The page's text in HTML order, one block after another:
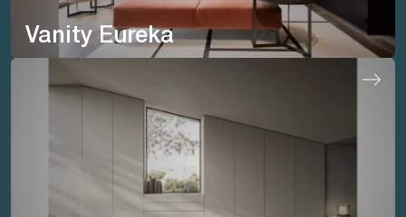
Vanity Eureka